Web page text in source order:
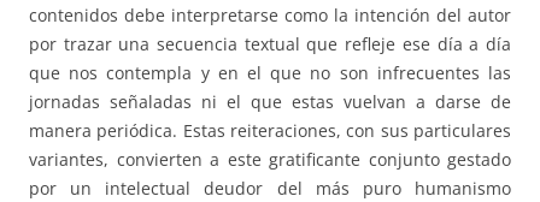
contenidos debe interpretarse como la intención del autor
por trazar una secuencia textual que refleje ese día a día
que nos contempla y en el que no son infrecuentes las
jornadas señaladas ni el que estas vuelvan a darse de
manera periódica. Estas reiteraciones, con sus particulares
variantes, convierten a este gratificante conjunto gestado
por un intelectual deudor del más puro humanismo